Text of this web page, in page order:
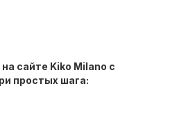
сайте Kiko Milano с
простых шага: